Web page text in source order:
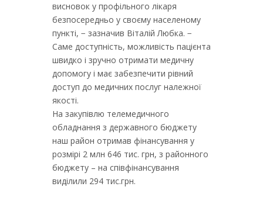
висновок у профільного лікаря
безпосередньо у своєму населеному
пункті, − зазначив Віталій Любка. −
Саме доступність, можливість пацієнта
швидко і зручно отримати медичну
допомогу і має забезпечити рівний
доступ до медичних послуг належної
якості.
На закупівлю телемедичного
обладнання з державного бюджету
наш район отримав фінансування у
розмірі 2 млн 646 тис. грн, з районного
бюджету – на співфінансування
виділили 294 тис.грн.